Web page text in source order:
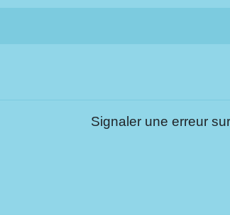
Signaler une erreur